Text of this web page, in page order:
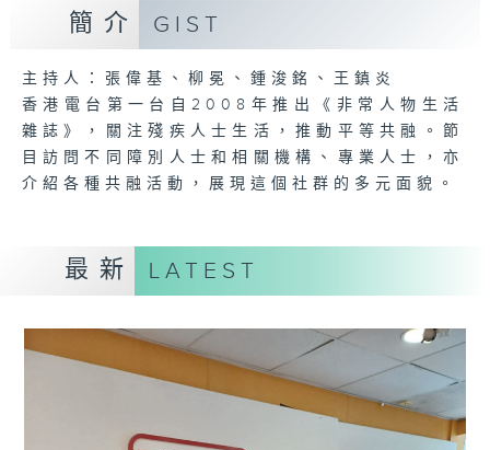
簡介 GIST
主持人：張偉基、柳冕、鍾浚銘、王鎮炎
香港電台第一台自2008年推出《非常人物生活
雜誌》，關注殘疾人士生活，推動平等共融。節
目訪問不同障別人士和相關機構、專業人士，亦
介紹各種共融活動，展現這個社群的多元面貌。
最新 LATEST